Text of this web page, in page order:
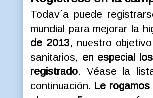
Todavía puede
mundial para mejorar la
de 2013, nuestro
sanitarios, en especial
registrado. Véase la
continuación. Le